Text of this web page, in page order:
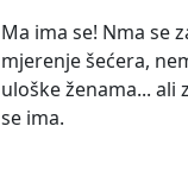
Ma ima se! Nma se
mjerenje šećera,
uloške ženama... ali
se ima.